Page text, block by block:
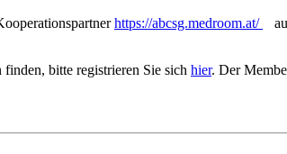
https://abcsg.medroom.at/
bitte registrieren Sie sich hier. Der